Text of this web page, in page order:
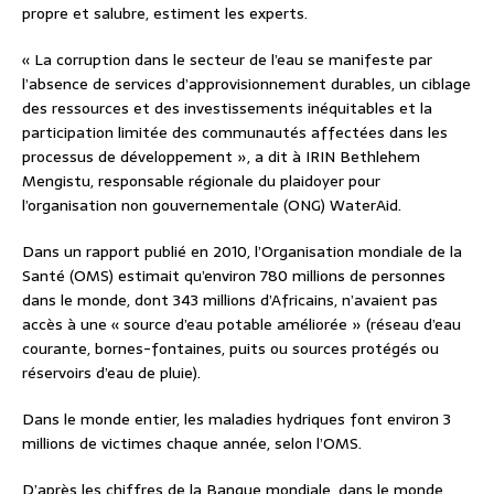
propre et salubre, estiment les experts.
« La corruption dans le secteur de l’eau se manifeste par
l’absence de services d’approvisionnement durables, un ciblage
des ressources et des investissements inéquitables et la
participation limitée des communautés affectées dans les
processus de développement », a dit à IRIN Bethlehem
Mengistu, responsable régionale du plaidoyer pour
l’organisation non gouvernementale (ONG) WaterAid.
Dans un rapport publié en 2010, l’Organisation mondiale de la
Santé (OMS) estimait qu’environ 780 millions de personnes
dans le monde, dont 343 millions d’Africains, n’avaient pas
accès à une « source d’eau potable améliorée » (réseau d’eau
courante, bornes-fontaines, puits ou sources protégés ou
réservoirs d’eau de pluie).
Dans le monde entier, les maladies hydriques font environ 3
millions de victimes chaque année, selon l’OMS.
D’après les chiffres de la Banque mondiale, dans le monde